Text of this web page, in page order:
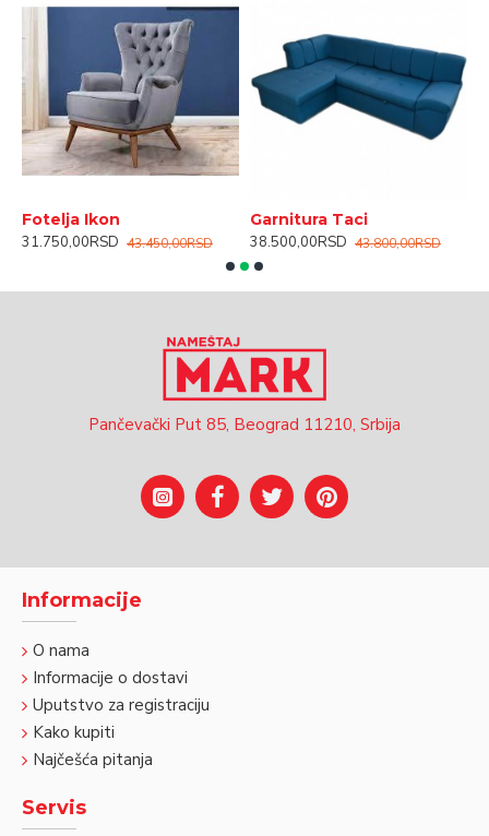
Fotelja Ikon
31.750,00RSD 43.450,00RSD
Garnitura Taci
38.500,00RSD 43.800,00RSD
Pančevački Put 85, Beograd 11210, Srbija
Informacije
O nama
Informacije o dostavi
Uputstvo za registraciju
Kako kupiti
Najčešća pitanja
Servis